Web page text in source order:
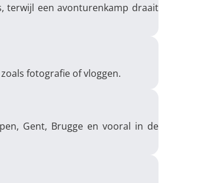
terwijl een avonturenkamp draait
fotografie of vloggen.
Gent, Brugge en vooral in de